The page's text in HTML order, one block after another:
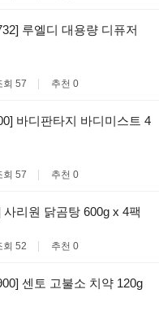
루엘디 대용량 디퓨저
회 57 추천 0
바디판타지 바디미스트 4
회 57 추천 0
사리원 닭곰탕 600g x 4팩
회 52 추천 0
센토 고불소 치약 120g